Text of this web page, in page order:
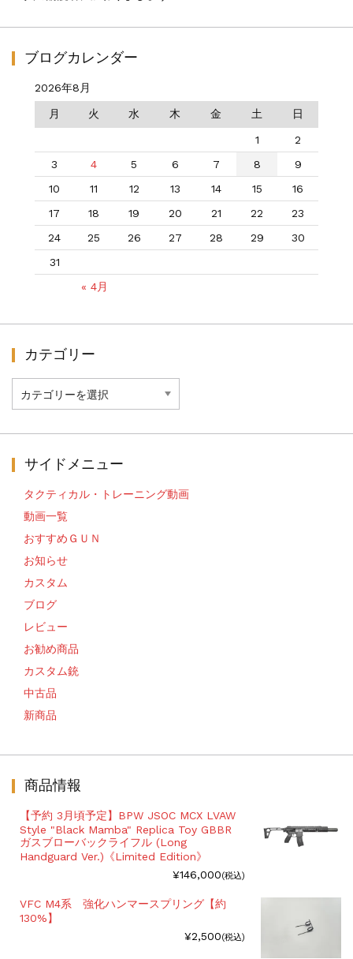
ブログカレンダー
2026年8月
月 火 水 木 金 土 日
« 4月
1
2
3
4 5 6 7 8
9
10
11 12 13 14 15
16
17
18 19 20 21 22
23
24
25 26 27 28 29
30
31
カテゴリー
テ
ゴ
サイドメニュー
タクティカル・トレーニング動画
動画一覧
おすすめＧＵＮ
お知らせ
カスタム
ブログ
レビュー
お勧め商品
カスタム銃
中古品
新商品
商品情報
【予約 3月頃予定】BPW JSOC MCX LVAW
Style "Black Mamba" Replica Toy GBBR
ガスブローバックライフル (Long
Handguard Ver.)《Limited Edition》
¥146,000(税込)
VFC M4系 強化ハンマースプリング【約
130%】
¥2,500(税込)